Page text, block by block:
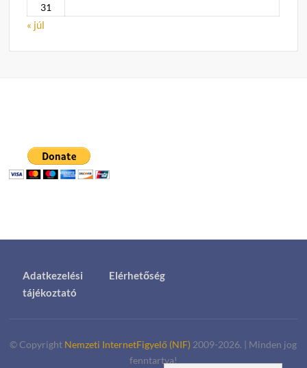
31
« júl
Adatkezelési
tájékoztató
Elérhetőség
© Copyright Nemzeti InternetFigyelő (NIF) 2009-2026. | Minden jog
fenntartva!